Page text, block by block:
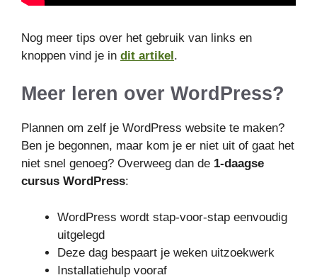
Nog meer tips over het gebruik van links en
knoppen vind je in dit artikel.
Meer leren over WordPress?
Plannen om zelf je WordPress website te maken?
Ben je begonnen, maar kom je er niet uit of gaat het
niet snel genoeg? Overweeg dan de 1-daagse
cursus WordPress:
WordPress wordt stap-voor-stap eenvoudig
uitgelegd
Deze dag bespaart je weken uitzoekwerk
Installatiehulp vooraf